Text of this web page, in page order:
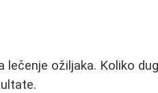
ožiljaka. Koliko